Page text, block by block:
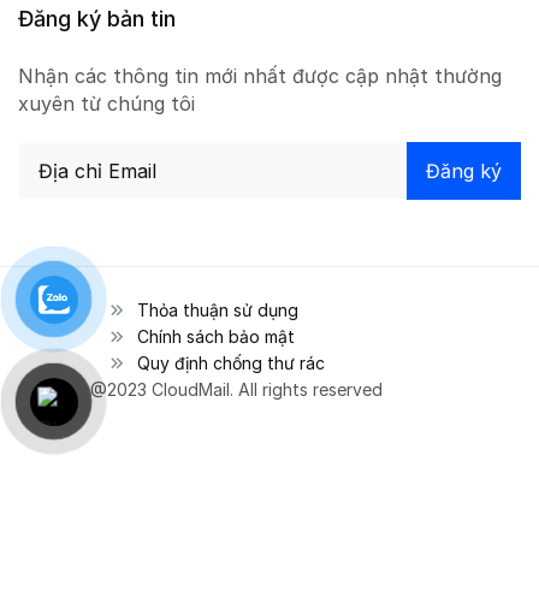
Đăng ký bản tin
Nhận các thông tin mới nhất được cập nhật thường
xuyên từ chúng tôi
@2023 CloudMail. All rights reserved
Thỏa thuận sử dụng
Chính sách bảo mật
Quy định chống thư rác